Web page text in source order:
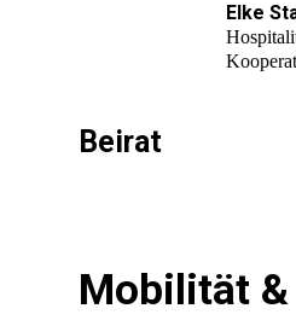
Elke
Beirat
Mobilität